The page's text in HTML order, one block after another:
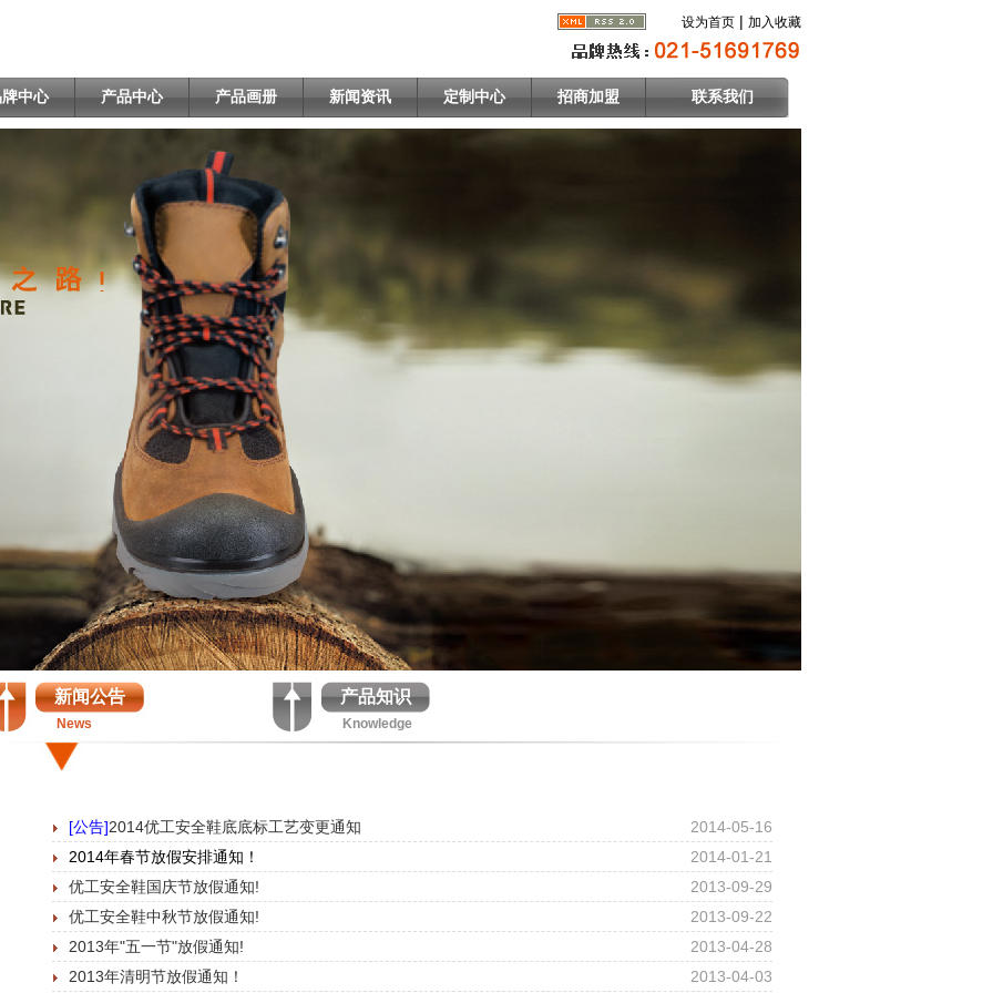
设为首页 | 加入收藏
中心 产品中心 产品画册 新闻资讯 定制中心 招商加盟 联系我们
新闻公告
News
产品知识
Knowledge
2014-05-16
[公告]2014优工安全鞋底底标工艺变更通知
2014-01-21
2014年春节放假安排通知！
2013-09-29
优工安全鞋国庆节放假通知!
2013-09-22
优工安全鞋中秋节放假通知!
2013-04-28
2013年"五一节"放假通知!
2013-04-03
2013年清明节放假通知！